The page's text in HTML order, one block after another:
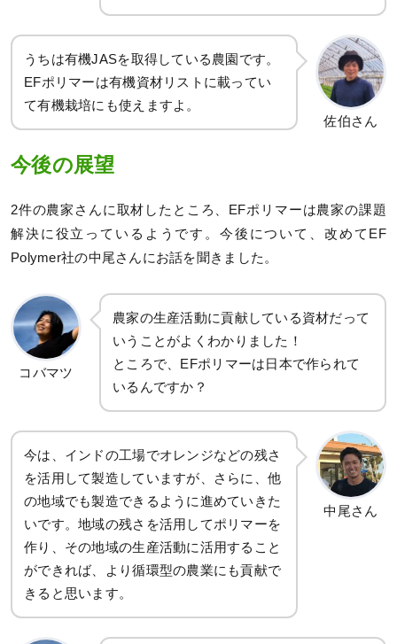
うちは有機JASを取得している農園です。
EFポリマーは有機資材リストに載ってい
て有機栽培にも使えますよ。
佐伯さん
今後の展望
2件の農家さんに取材したところ、EFポリマーは農家の課題
解決に役立っているようです。今後について、改めてEF
Polymer社の中尾さんにお話を聞きました。
コバマツ
農家の生産活動に貢献している資材だって
いうことがよくわかりました！
ところで、EFポリマーは日本で作られて
いるんですか？
今は、インドの工場でオレンジなどの残さ
を活用して製造していますが、さらに、他
の地域でも製造できるように進めていきた
いです。地域の残さを活用してポリマーを
作り、その地域の生産活動に活用すること
ができれば、より循環型の農業にも貢献で
きると思います。
中尾さん